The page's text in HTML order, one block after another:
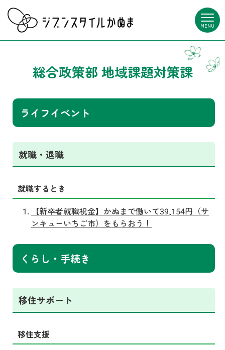
MENU
総合政策部 地域課題対策課
ライフイベント
就職・退職
就職するとき
【新卒者就職祝金】かぬまで働いて39,154円（サ
ンキューいちご市）をもらおう！
くらし・手続き
移住サポート
移住支援